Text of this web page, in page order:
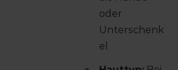
oder
Unterschenk
el